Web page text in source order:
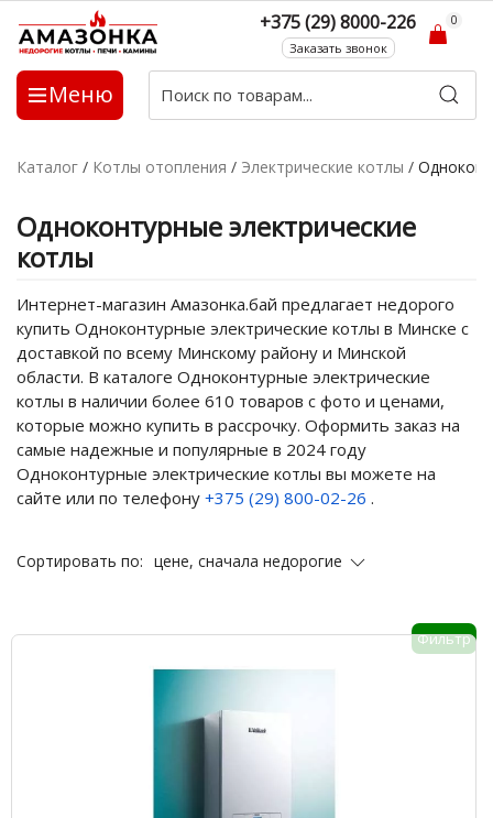
Меню
+375 (29) 8000-226
Заказать звонок
0
Каталог / Котлы отопления / Электрические котлы /
Одноконтурные электрические
котлы
Интернет-магазин Амазонка.бай предлагает недорого
купить Одноконтурные электрические котлы в Минске с
доставкой по всему Минскому району и Минской
области. В каталоге Одноконтурные электрические
котлы в наличии более 610 товаров с фото и ценами,
которые можно купить в рассрочку. Оформить заказ на
самые надежные и популярные в 2024 году
Одноконтурные электрические котлы вы можете на
сайте или по телефону +375 (29) 800-02-26 .
Сортировать по: цене, сначала недорогие
Фильтр